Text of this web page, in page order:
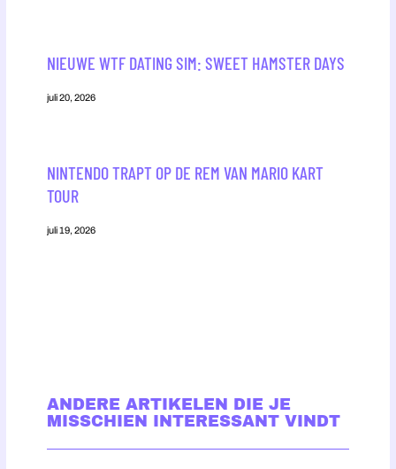
NIEUWE WTF DATING SIM: SWEET HAMSTER DAYS
juli 20, 2026
NINTENDO TRAPT OP DE REM VAN MARIO KART
TOUR
juli 19, 2026
ANDERE ARTIKELEN DIE JE
MISSCHIEN INTERESSANT VINDT